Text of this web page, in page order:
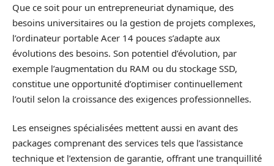
Que ce soit pour un entrepreneuriat dynamique, des
besoins universitaires ou la gestion de projets complexes,
l’ordinateur portable Acer 14 pouces s’adapte aux
évolutions des besoins. Son potentiel d’évolution, par
exemple l’augmentation du RAM ou du stockage SSD,
constitue une opportunité d’optimiser continuellement
l’outil selon la croissance des exigences professionnelles.
Les enseignes spécialisées mettent aussi en avant des
packages comprenant des services tels que l’assistance
technique et l’extension de garantie, offrant une tranquillité